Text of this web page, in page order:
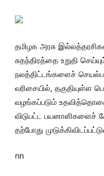
தமிழக அரசு
சுதந்திரத்தை உறுதி
நலத்திட்டங்களைச்
வரிசையில், தகுதியுள்ள
வழங்கப்படும்
விடுபட்ட பயனாளிகளைச்
தற்போது
nn